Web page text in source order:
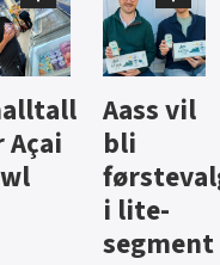
og
fra
Hard
iste fra
Hansa